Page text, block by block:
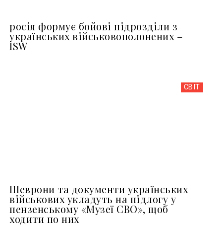
росія формує бойові підрозділи з
українських військовополонених –
ISW
СВІТ
Шеврони та документи українських
військових укладуть на підлогу у
пензенському «Музеї СВО», щоб
ходити по них